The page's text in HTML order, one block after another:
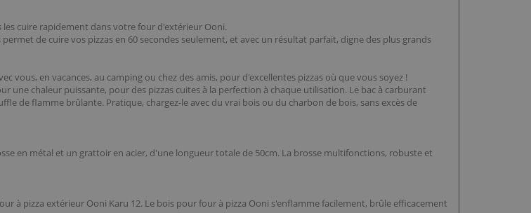
les cuire rapidement dans votre four d'extérieur Ooni.
de cuire vos pizzas en 60 secondes seulement, et avec un résultat parfait, digne des plus grands
vous, en vacances, au camping ou chez des amis, pour d'excellentes pizzas où que vous soyez !
une chaleur puissante, pour des pizzas cuites à la perfection à chaque utilisation. Le bac à carburant
de flamme brûlante. Pratique, chargez-le avec du vrai bois ou du charbon de bois, sans excès de
en métal et un grattoir en acier, d'une longueur totale de 50cm. La brosse multifonctions, robuste et
à pizza extérieur Ooni Karu 12. Le bois pour four à pizza Ooni s'enflamme facilement, brûle efficacement